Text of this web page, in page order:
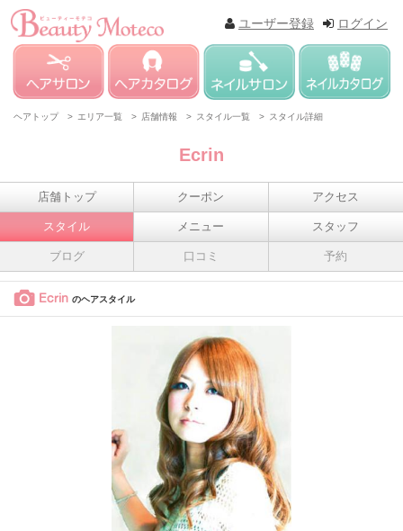
ログイン
ユーザー登録
ヘアトップ > エリア一覧 > 店舗情報 > スタイル一覧 > スタイル詳細
Ecrin
店舗トップ クーポン アクセス
スタイル メニュー スタッフ
ブログ 口コミ 予約
Ecrin のヘアスタイル